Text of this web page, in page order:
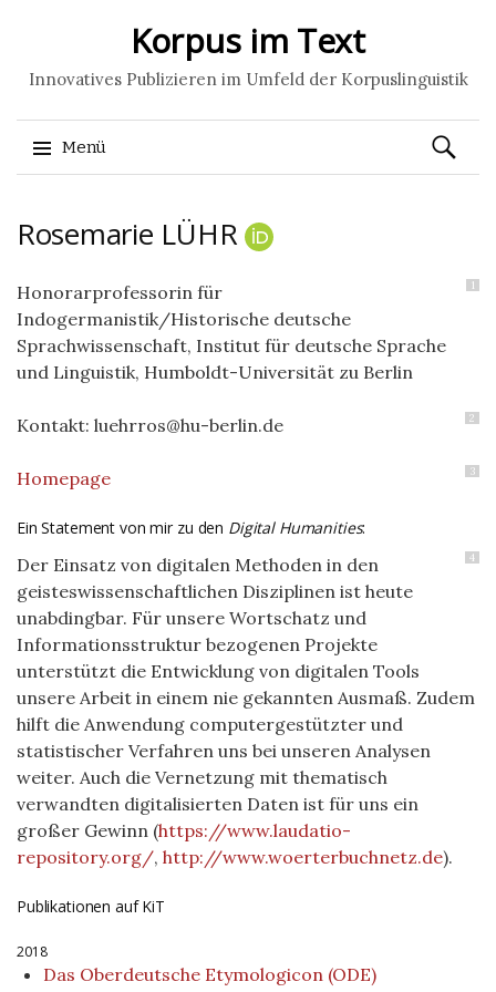
Korpus im Text
Innovatives Publizieren im Umfeld der Korpuslinguistik
Menü
zum
Suchen
nach:
Rosemarie LÜHR
1
Honorarprofessorin für
Indogermanistik/Historische deutsche
Sprachwissenschaft, Institut für deutsche Sprache
und Linguistik, Humboldt-Universität zu Berlin
2
Kontakt: luehrros@hu-berlin.de
3
Homepage
Ein Statement von mir zu den Digital Humanities:
4
Der Einsatz von digitalen Methoden in den
geisteswissenschaftlichen Disziplinen ist heute
unabdingbar. Für unsere Wortschatz und
Informationsstruktur bezogenen Projekte
unterstützt die Entwicklung von digitalen Tools
unsere Arbeit in einem nie gekannten Ausmaß. Zudem
hilft die Anwendung computergestützter und
statistischer Verfahren uns bei unseren Analysen
weiter. Auch die Vernetzung mit thematisch
verwandten digitalisierten Daten ist für uns ein
großer Gewinn (https://www.laudatio-
repository.org/, http://www.woerterbuchnetz.de).
Publikationen auf KiT
2018
Das Oberdeutsche Etymologicon (ODE)